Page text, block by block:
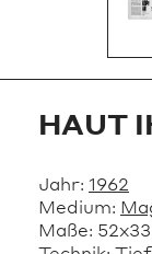
HAUT
Jahr: 1962
Medium:
Maße: